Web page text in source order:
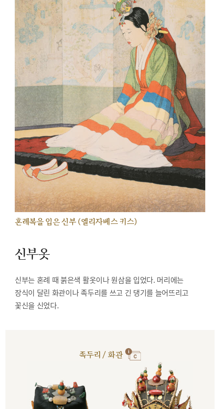
혼례복을 입은 신부 (엘리자베스 키스)
신부옷
신부는 혼례 때 붉은색 활옷이나 원삼을 입었다. 머리에는
장식이 달린 화관이나 족두리를 쓰고 긴 댕기를 늘어뜨리고
꽃신을 신었다.
족두리 / 화관